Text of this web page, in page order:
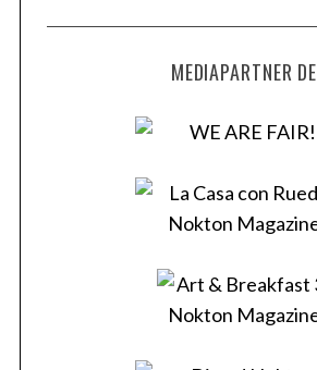
MEDIAPARTNER DE